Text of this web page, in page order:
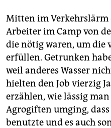
Mitten im Verkehrslärm
Arbeiter im Camp von
die nötig waren, um die
erfüllen. Getrunken
weil anderes Wasser
hielten den Job vierzig
erzählen, wie lässig
Agrogiften umging,
benutzte und es auch